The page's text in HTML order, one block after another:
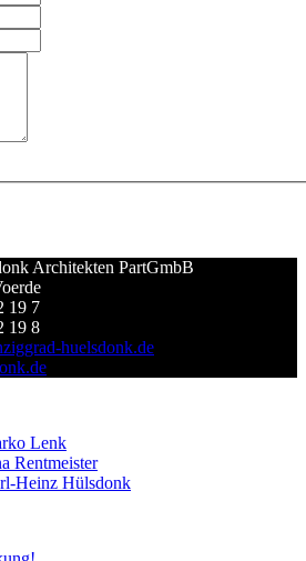
Architekten PartGmbB
19 7
19 8
huelsdonk.de
Lenk
Rentmeister
Heinz Hülsdonk